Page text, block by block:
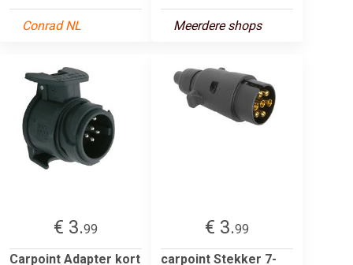
Conrad NL Meerdere shops
€ 3.99
Carpoint Adapter kort
€ 3.99
carpoint Stekker 7-